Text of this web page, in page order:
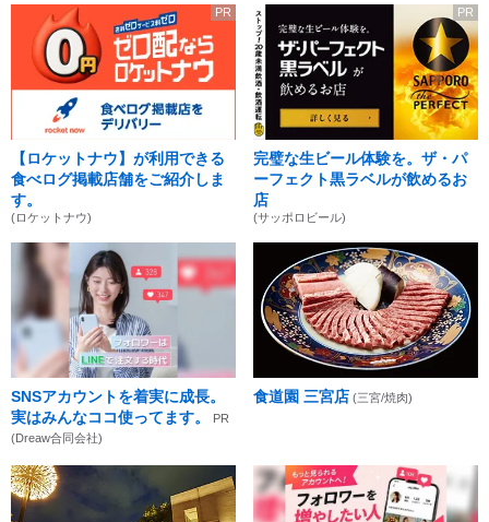
PR
【ロケットナウ】が利用できる
食べログ掲載店舗をご紹介しま
す。
(ロケットナウ)
PR
完璧な生ビール体験を。ザ・パ
ーフェクト黒ラベルが飲めるお
店
(サッポロビール)
SNSアカウントを着実に成長。
実はみんなココ使ってます。
PR
(Dreaw合同会社)
食道園 三宮店 (三宮/焼肉)